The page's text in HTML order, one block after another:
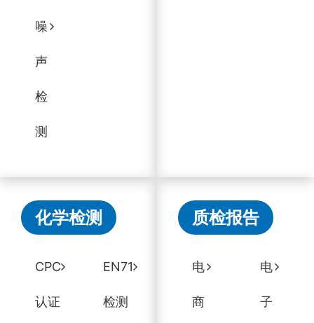
噪
声
检
测
化学检测
CPC
认证
EN71
检测
质检报告
电
商
电
子